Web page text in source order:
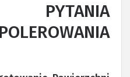
PYTANIA